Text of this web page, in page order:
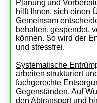
Planung und
hilft Ihnen, sich einen
Gemeinsam
behalten, gespendet,
können. So wird der
und stressfrei.
Systematische
arbeiten strukturiert
fachgerechte
Gegenständen. Auf
den Abtransport und